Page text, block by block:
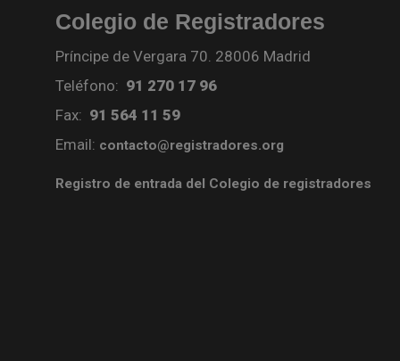
Colegio de Registradores
Príncipe de Vergara 70. 28006 Madrid
Teléfono: 91 270 17 96
Fax: 91 564 11 59
Email: contacto@registradores.org
Registro de entrada del Colegio de registradores